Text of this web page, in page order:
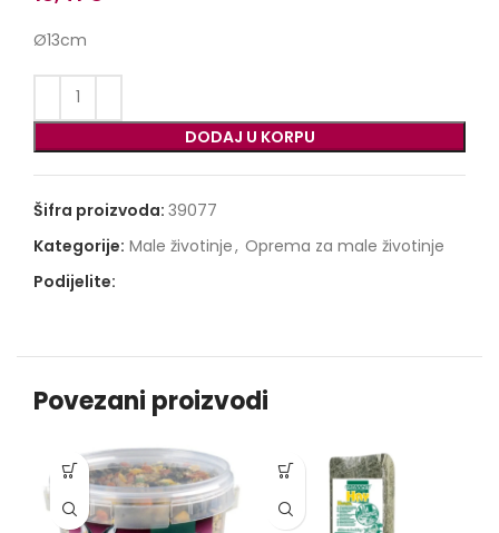
Ø13cm
DODAJ U KORPU
Šifra proizvoda: 39077
Kategorije: Male životinje, Oprema za male životinje
Podijelite:
Povezani proizvodi